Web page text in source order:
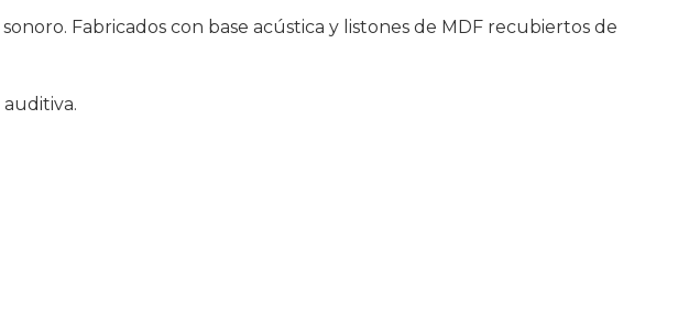
Fabricados con base acústica y listones de MDF recubiertos de